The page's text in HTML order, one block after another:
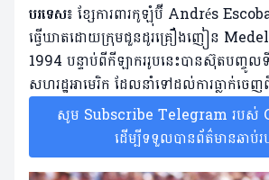
បរទេស៖ ខ្សែការពារកូឡុំប៊ី Andrés
ធ្វើឃាតដោយក្រុមជួនដូរគ្រឿងញៀន
1994 បន្ទាប់ពីកីឡាកររូបនេះបានស៊ុតបញ្ចូ
សហរដ្ឋអាមេរិក ដែលនាំទៅដល់ការធ្លាក់ច
សូម Subscribe Telegram របស់
ដើម្បីទទួលបានព័ត៌មានឆា